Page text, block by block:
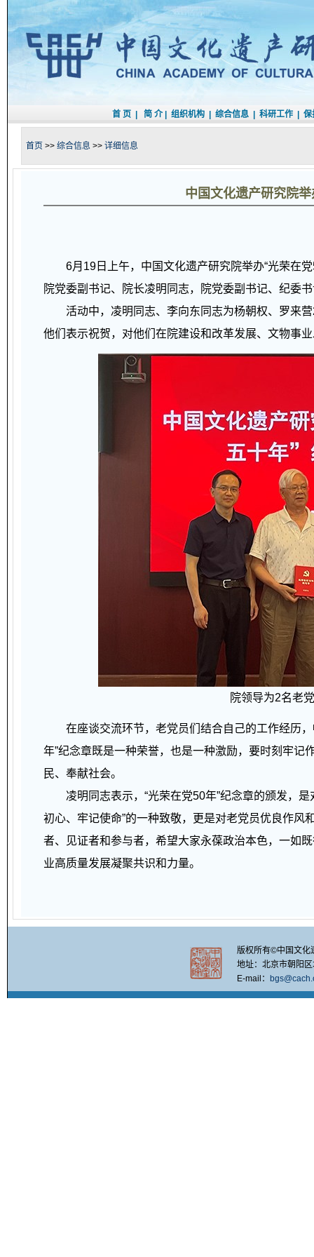
首 页 简 介| 组织机构 综合信息 科研工作 保
首页 >> 综合信息 >> 详细信息
中国文化遗产研究院
6月19日上午，中国文化遗产研究院举办“光荣在党
院党委副书记、院长凌明同志，院党委副书记、纪委
活动中，凌明同志、李向东同志为杨朝权、罗来营
他们表示祝贺，对他们在院建设和改革发展、文物事
院领导为2名老
在座谈交流环节，老党员们结合自己的工作经历，
年”纪念章既是一种荣誉，也是一种激励，要时刻牢
民、奉献社会。
凌明同志表示，“光荣在党50年”纪念章的颁发，是
初心、牢记使命”的一种致敬，更是对老党员优良作
者、见证者和参与者，希望大家永葆政治本色，一如
业高质量发展凝聚共识和力量。
版权所有©中国文化
地址：北京市朝阳
E-mail：